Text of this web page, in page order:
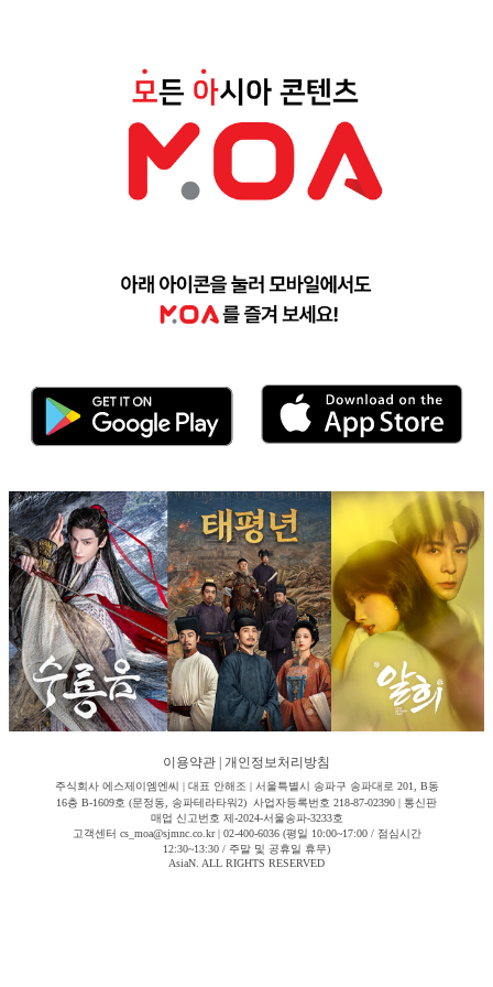
이용약관 개인정보처리방침
주식회사 에스제이엠엔씨 | 대표 안해조 | 서울특별시 송파구 송파대로 201, B동
16층 B-1609호 (문정동, 송파테라타워2) 사업자등록번호 218-87-02390 | 통신판
매업 신고번호 제-2024-서울송파-3233호
고객센터 cs_moa@sjmnc.co.kr | 02-400-6036 (평일 10:00~17:00 / 점심시간
12:30~13:30 / 주말 및 공휴일 휴무)
AsiaN. ALL RIGHTS RESERVED